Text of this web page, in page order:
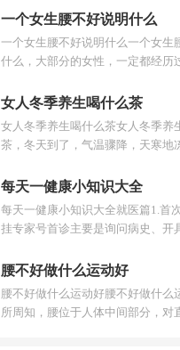
肉力量的发展水平...
一个女生腰不好说明什么
一个女生腰不好说明什么一个女生
什么，大部分的女性，一定都经历
个女性的腰不好，下面来...
女人冬季养生喝什么茶
女人冬季养生喝什么茶女人冬季养
茶，冬天到了，气温骤降，天寒地
不仅能有效补充我们身体所需...
每天一健康小知识大全
每天一健康小知识大全就医篇1.首
挂专家号首诊主要是询问病史、开
物，都要忌吸烟烟...
腰不好做什么运动好
腰不好做什么运动好腰不好做什么
所周知，腰位于人体中间部分，对